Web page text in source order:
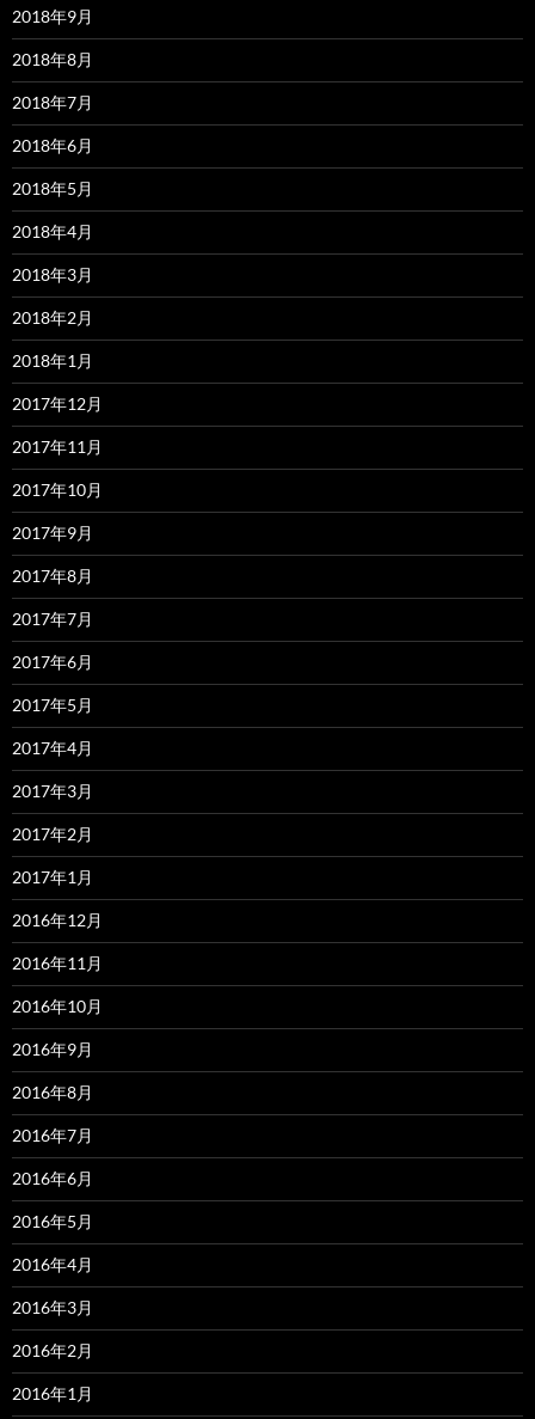
2018年9月
2018年8月
2018年7月
2018年6月
2018年5月
2018年4月
2018年3月
2018年2月
2018年1月
2017年12月
2017年11月
2017年10月
2017年9月
2017年8月
2017年7月
2017年6月
2017年5月
2017年4月
2017年3月
2017年2月
2017年1月
2016年12月
2016年11月
2016年10月
2016年9月
2016年8月
2016年7月
2016年6月
2016年5月
2016年4月
2016年3月
2016年2月
2016年1月